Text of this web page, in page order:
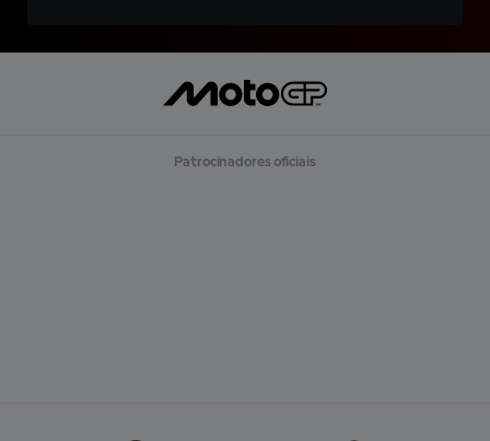
Patrocinadores oficiais